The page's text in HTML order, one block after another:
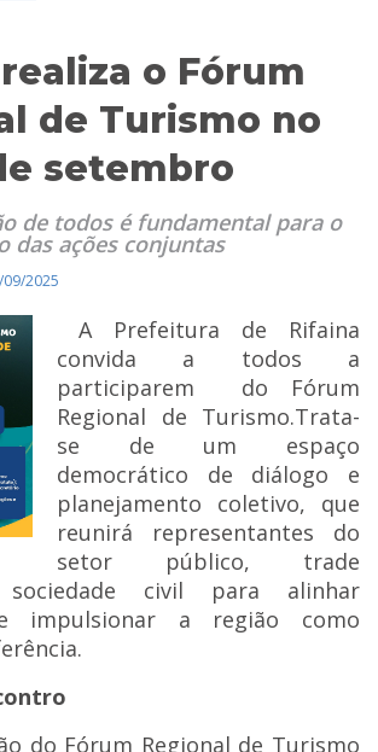
o Fórum
de Turismo no
setembro
de todos é fundamental para o
das ações conjuntas
09/2025
A Prefeitura de Rifaina
convida a todos a
participarem do Fórum
Regional de Turismo.Trata-
se de um espaço
democrático de diálogo e
planejamento coletivo, que
reunirá representantes do
setor público, trade
civil para alinhar
impulsionar a região como
do Fórum Regional de Turismo